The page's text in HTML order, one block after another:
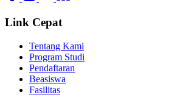
Link Cepat
Tentang Kami
Program Studi
Pendaftaran
Beasiswa
Fasilitas